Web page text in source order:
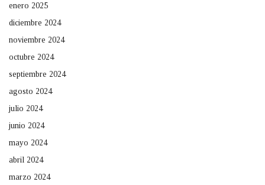
enero 2025
diciembre 2024
noviembre 2024
octubre 2024
septiembre 2024
agosto 2024
julio 2024
junio 2024
mayo 2024
abril 2024
marzo 2024